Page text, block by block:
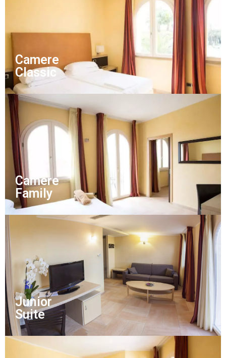
Camere
Classic
Camere
Family
Junior
Suite